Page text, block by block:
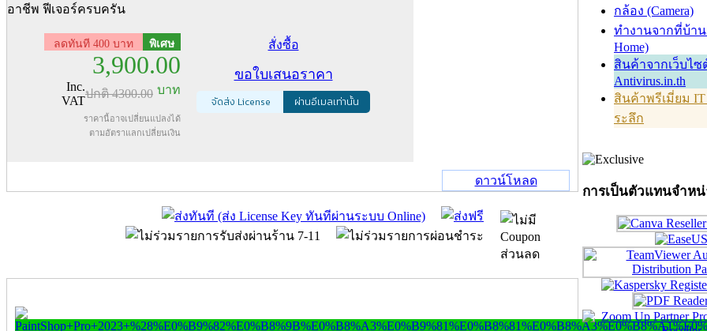
อาชีพ ฟีเจอร์ครบครัน
พิเศษ
ลดทันที 400 บาท
3,900.00
บาท
ปกติ4300.00
Inc.
VAT
ราคานี้อาจเปลี่ยนแปลงได้
ตามอัตราแลกเปลี่ยนเงิน
สั่งซื้อ
ขอใบเสนอราคา
จัดส่ง License ผ่านอีเมลเท่านั้น
ดาวน์โหลด
กล้อง (Camera)
ทำงานจากที่บ้าน
Home)
สินค้าจากเว็บไซ
Antivirus.in.th
สินค้าพรีเมี่ยม
ระลึก
การเป็นตัวแทนจำห